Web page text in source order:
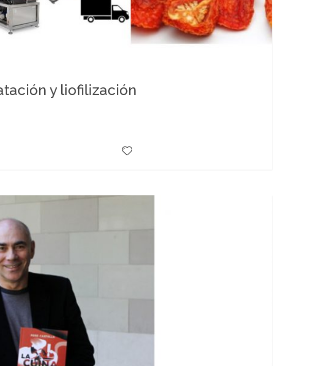
y liofilización